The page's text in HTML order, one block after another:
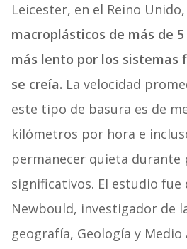
Leicester, en el Reino
macroplásticos de más de
más lento por los sistemas
se creía. La velocidad
este tipo de basura es de
kilómetros por hora e
permanecer quieta durante
significativos. El estudio
Newbould, investigador de
geografía, Geología y